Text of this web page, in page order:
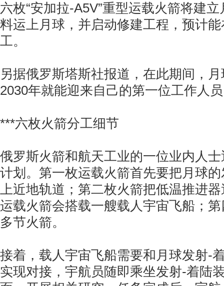
六枚“安加拉-A5V”重型运载火箭将建
料运上月球，并启动修建工程，预计
工。
另据俄罗斯塔斯社报道，在此期间，
2030年就能迎来自己的第一位工作人
***六枚火箭分工细节
俄罗斯火箭和航天工业的一位业内人
计划。第一枚运载火箭首先要把月球
上近地轨道；第二枚火箭把低温推进
运载火箭会搭载一艘载人宇宙飞船；
多节火箭。
接着，载人宇宙飞船需要和月球发射-
实现对接，宇航员随即乘坐发射-着陆